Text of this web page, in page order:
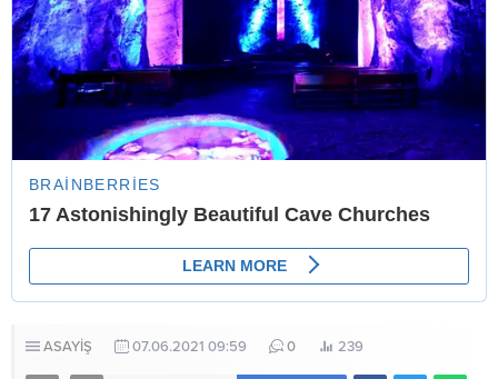
ASAYİŞ 07.06.2021 09:59 0 239